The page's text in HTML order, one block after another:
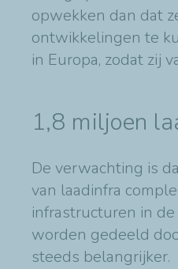
opwekken dan dat
ontwikkelingen te
in Europa, zodat zij
1,8 miljoen
De verwachting is
van laadinfra
infrastructuren in
worden gedeeld
steeds belangrijker.